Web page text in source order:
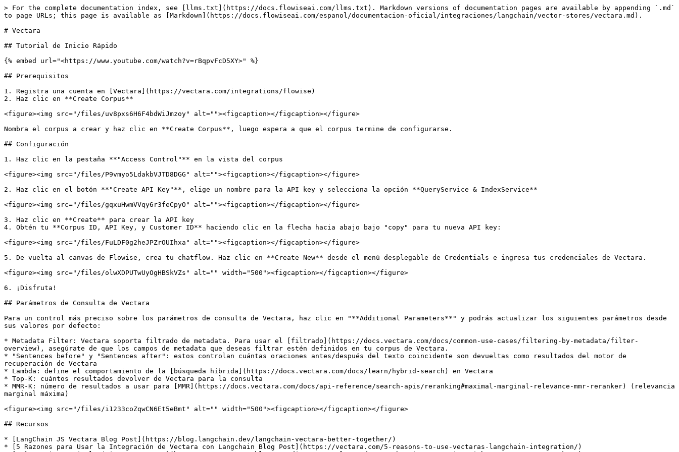
> For the complete documentation index, see [llms.txt](https://docs.flowiseai.com/llms.txt). Markdown versions of documentation pages are available by appending `.md`
to page URLs; this page is available as [Markdown](https://docs.flowiseai.com/espanol/documentacion-oficial/integraciones/langchain/vector-stores/vectara.md).
# Vectara
## Tutorial de Inicio Rápido
{% embed url="<https://www.youtube.com/watch?v=rBqpvFcD5XY>" %}
## Prerequisitos
1. Registra una cuenta en [Vectara](https://vectara.com/integrations/flowise)
2. Haz clic en **Create Corpus**
<figure><img src="/files/uv8pxs6H6F4bdWiJmzoy" alt=""><figcaption></figcaption></figure>
Nombra el corpus a crear y haz clic en **Create Corpus**, luego espera a que el corpus termine de configurarse.
## Configuración
1. Haz clic en la pestaña **"Access Control"** en la vista del corpus
<figure><img src="/files/P9vmyo5LdakbVJTD8DGG" alt=""><figcaption></figcaption></figure>
2. Haz clic en el botón **"Create API Key"**, elige un nombre para la API key y selecciona la opción **QueryService & IndexService**
<figure><img src="/files/gqxuHwmVVqy6r3feCpyO" alt=""><figcaption></figcaption></figure>
3. Haz clic en **Create** para crear la API key
4. Obtén tu **Corpus ID, API Key, y Customer ID** haciendo clic en la flecha hacia abajo bajo "copy" para tu nueva API key:
<figure><img src="/files/FuLDF0g2heJPZrOUIhxa" alt=""><figcaption></figcaption></figure>
5. De vuelta al canvas de Flowise, crea tu chatflow. Haz clic en **Create New** desde el menú desplegable de Credentials e ingresa tus credenciales de Vectara.
<figure><img src="/files/olwXDPUTwUyOgHBSkVZs" alt="" width="500"><figcaption></figcaption></figure>
6. ¡Disfruta!
## Parámetros de Consulta de Vectara
Para un control más preciso sobre los parámetros de consulta de Vectara, haz clic en "**Additional Parameters**" y podrás actualizar los siguientes parámetros desde
sus valores por defecto:
* Metadata Filter: Vectara soporta filtrado de metadata. Para usar el [filtrado](https://docs.vectara.com/docs/common-use-cases/filtering-by-metadata/filter-
overview), asegúrate de que los campos de metadata que deseas filtrar estén definidos en tu corpus de Vectara.
* "Sentences before" y "Sentences after": estos controlan cuántas oraciones antes/después del texto coincidente son devueltas como resultados del motor de
recuperación de Vectara
* Lambda: define el comportamiento de la [búsqueda híbrida](https://docs.vectara.com/docs/learn/hybrid-search) en Vectara
* Top-K: cuántos resultados devolver de Vectara para la consulta
* MMR-K: número de resultados a usar para [MMR](https://docs.vectara.com/docs/api-reference/search-apis/reranking#maximal-marginal-relevance-mmr-reranker) (relevancia
marginal máxima)
<figure><img src="/files/i1233coZqwCN6Et5eBmt" alt="" width="500"><figcaption></figcaption></figure>
## Recursos
* [LangChain JS Vectara Blog Post](https://blog.langchain.dev/langchain-vectara-better-together/)
* [5 Razones para Usar la Integración de Vectara con Langchain Blog Post](https://vectara.com/5-reasons-to-use-vectaras-langchain-integration/)